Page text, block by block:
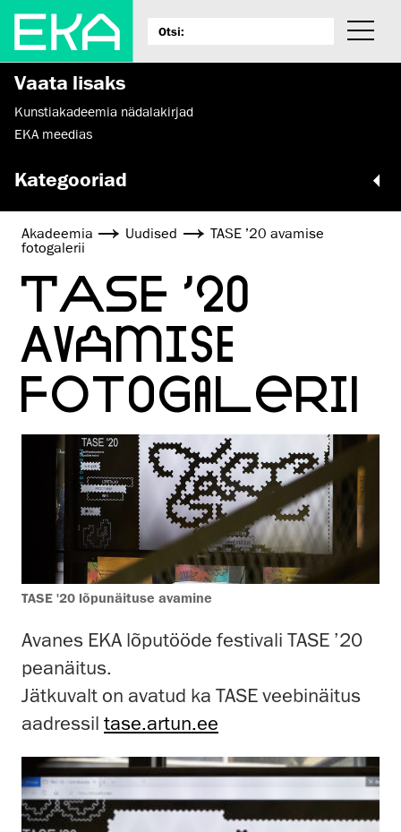
Vaata lisaks
Kunstiakadeemia nädalakirjad
EKA meedias
Kategooriad
Akadeemia Uudised
TASE ’20 avamise
fotogalerii
TASE ’20
AVAMISE
FOTOGALERII
TASE '20 lõpunäituse avamine
Avanes EKA lõputööde festivali TASE ’20
peanäitus.
Jätkuvalt on avatud ka TASE veebinäitus
aadressil tase.artun.ee